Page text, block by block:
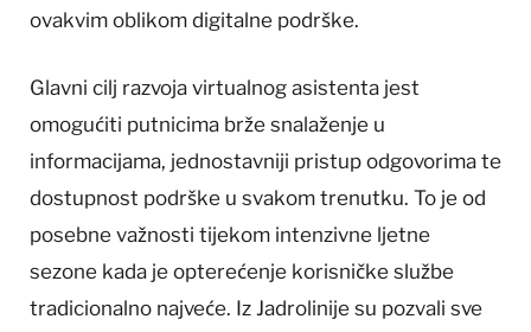
ovakvim oblikom digitalne podrške.
Glavni cilj razvoja virtualnog asistenta jest
omogućiti putnicima brže snalaženje u
informacijama, jednostavniji pristup odgovorima te
dostupnost podrške u svakom trenutku. To je od
posebne važnosti tijekom intenzivne ljetne
sezone kada je opterećenje korisničke službe
tradicionalno najveće. Iz Jadrolinije su pozvali sve